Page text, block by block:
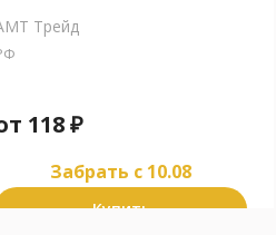
Трейд
118₽
Забрать c 10.08
Купить